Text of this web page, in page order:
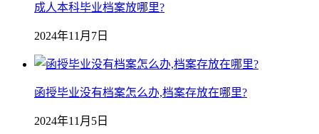
成人本科毕业档案放哪里?
2024年11月7日
函授毕业没有档案怎么办,档案存放在哪里?
2024年11月5日